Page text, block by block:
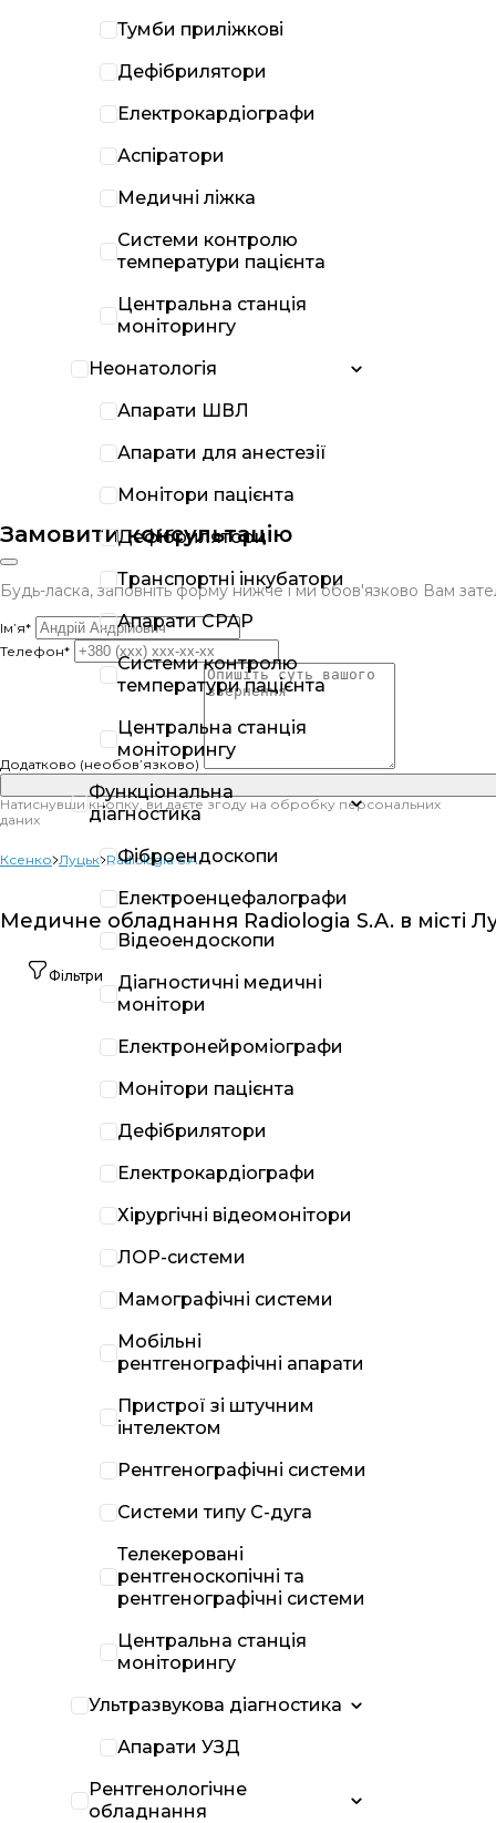
Замовити консультацію
Будь-ласка, заповніть форму нижче і ми обов'язково Вам
Ім’я*
Телефон*
Додатково (необов’язково)
Натиснувши кнопку, ви даєте згоду на обробку персональних
даних
Ксенко Луцьк Radiologia S.A.
Медичне обладнання Radiologia S.A. в місті
Фільтри
Тумби приліжкові
Дефібрилятори
Електрокардіографи
Аспіратори
Медичні ліжка
Системи контролю
температури пацієнта
Центральна станція
моніторингу
Неонатологія
Апарати ШВЛ
Апарати для анестезії
Монітори пацієнта
Дефібрилятори
Транспортні інкубатори
Апарати CPAP
Системи контролю
температури пацієнта
Центральна станція
моніторингу
Функціональна
діагностика
Фіброендоскопи
Електроенцефалографи
Відеоендоскопи
Діагностичні медичні
монітори
Електронейроміографи
Монітори пацієнта
Дефібрилятори
Електрокардіографи
Хірургічні відеомонітори
ЛОР-системи
Мамографічні системи
Мобільні
рентгенографічні апарати
Пристрої зі штучним
інтелектом
Рентгенографічні системи
Системи типу С-дуга
Телекеровані
рентгеноскопічні та
рентгенографічні системи
Центральна станція
моніторингу
Ультразвукова діагностика
Апарати УЗД
Рентгенологічне
обладнання